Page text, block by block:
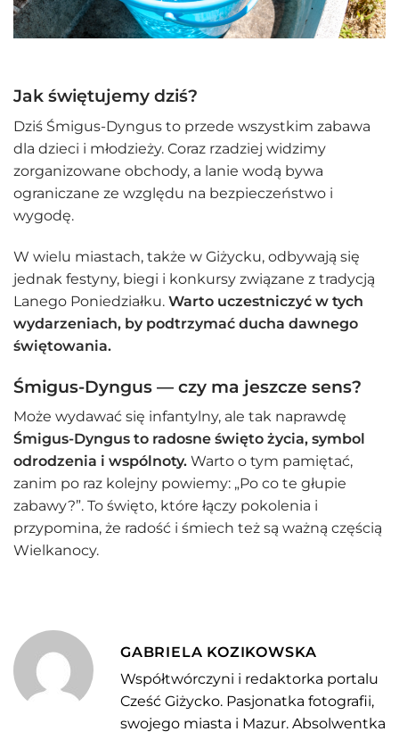
Jak świętujemy dziś?
Dziś Śmigus-Dyngus to przede wszystkim zabawa
dla dzieci i młodzieży. Coraz rzadziej widzimy
zorganizowane obchody, a lanie wodą bywa
ograniczane ze względu na bezpieczeństwo i
wygodę.
W wielu miastach, także w Giżycku, odbywają się
jednak festyny, biegi i konkursy związane z tradycją
Lanego Poniedziałku. Warto uczestniczyć w tych
wydarzeniach, by podtrzymać ducha dawnego
świętowania.
Śmigus-Dyngus — czy ma jeszcze sens?
Może wydawać się infantylny, ale tak naprawdę
Śmigus-Dyngus to radosne święto życia, symbol
odrodzenia i wspólnoty. Warto o tym pamiętać,
zanim po raz kolejny powiemy: „Po co te głupie
zabawy?”. To święto, które łączy pokolenia i
przypomina, że radość i śmiech też są ważną częścią
Wielkanocy.
GABRIELA KOZIKOWSKA
Współtwórczyni i redaktorka portalu
Cześć Giżycko. Pasjonatka fotografii,
swojego miasta i Mazur. Absolwentka